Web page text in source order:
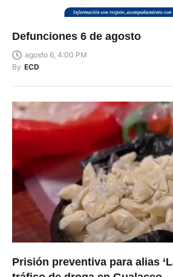
Defunciones 6 de agosto
agosto 6, 4:00 PM
By ECD
Prisión preventiva para alias